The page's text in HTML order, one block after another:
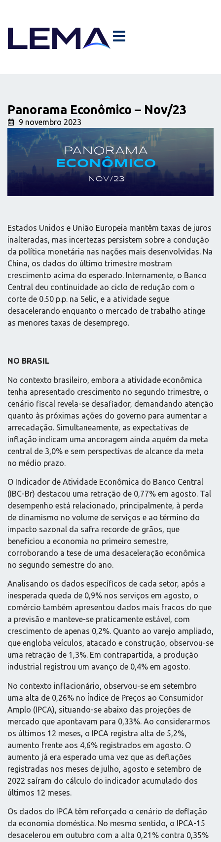
Panorama Econômico – Nov/23
9 novembro 2023
Estados Unidos e União Europeia mantêm taxas de juros
inalteradas, mas incertezas persistem sobre a condução
da política monetária nas nações mais desenvolvidas. Na
China, os dados do último trimestre mostram
crescimento acima do esperado. Internamente, o Banco
Central deu continuidade ao ciclo de redução com o
corte de 0.50 p.p. na Selic, e a atividade segue
desacelerando enquanto o mercado de trabalho atinge
as menores taxas de desemprego.
NO BRASIL
No contexto brasileiro, embora a atividade econômica
tenha apresentado crescimento no segundo trimestre, o
cenário fiscal revela-se desafiador, demandando atenção
quanto às próximas ações do governo para aumentar a
arrecadação. Simultaneamente, as expectativas de
inflação indicam uma ancoragem ainda aquém da meta
central de 3,0% e sem perspectivas de alcance da meta
no médio prazo.
O Indicador de Atividade Econômica do Banco Central
(IBC-Br) destacou uma retração de 0,77% em agosto. Tal
desempenho está relacionado, principalmente, à perda
de dinamismo no volume de serviços e ao término do
impacto sazonal da safra recorde de grãos, que
beneficiou a economia no primeiro semestre,
corroborando a tese de uma desaceleração econômica
no segundo semestre do ano.
Analisando os dados específicos de cada setor, após a
inesperada queda de 0,9% nos serviços em agosto, o
comércio também apresentou dados mais fracos do que
a previsão e manteve-se praticamente estável, com
crescimento de apenas 0,2%. Quanto ao varejo ampliado,
que engloba veículos, atacado e construção, observou-se
uma retração de 1,3%. Em contrapartida, a produção
industrial registrou um avanço de 0,4% em agosto.
No contexto inflacionário, observou-se em setembro
uma alta de 0,26% no Índice de Preços ao Consumidor
Amplo (IPCA), situando-se abaixo das projeções de
mercado que apontavam para 0,33%. Ao considerarmos
os últimos 12 meses, o IPCA registra alta de 5,2%,
aumento frente aos 4,6% registrados em agosto. O
aumento já era esperado uma vez que as deflações
registradas nos meses de julho, agosto e setembro de
2022 saíram do cálculo do indicador acumulado dos
últimos 12 meses.
Os dados do IPCA têm reforçado o cenário de deflação
da economia doméstica. No mesmo sentido, o IPCA-15
desacelerou em outubro com a alta 0,21% contra 0,35%